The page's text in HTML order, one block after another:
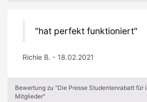
hat perfekt funktioniert
Richie B. - 18.02.2021
Bewertung zu "Die Presse Studentenrabatt für
Mitglieder"